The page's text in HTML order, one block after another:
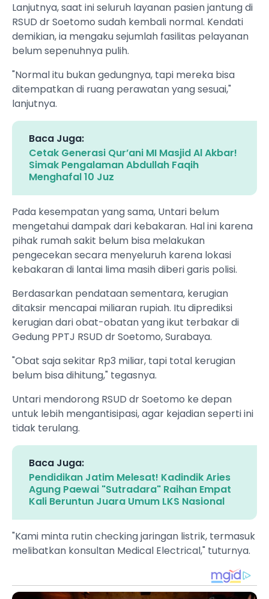
Lanjutnya, saat ini seluruh layanan pasien jantung di
RSUD dr Soetomo sudah kembali normal. Kendati
demikian, ia mengaku sejumlah fasilitas pelayanan
belum sepenuhnya pulih.
"Normal itu bukan gedungnya, tapi mereka bisa
ditempatkan di ruang perawatan yang sesuai,"
lanjutnya.
Baca Juga:
Cetak Generasi Qur’ani MI Masjid Al Akbar!
Simak Pengalaman Abdullah Faqih
Menghafal 10 Juz
Pada kesempatan yang sama, Untari belum
mengetahui dampak dari kebakaran. Hal ini karena
pihak rumah sakit belum bisa melakukan
pengecekan secara menyeluruh karena lokasi
kebakaran di lantai lima masih diberi garis polisi.
Berdasarkan pendataan sementara, kerugian
ditaksir mencapai miliaran rupiah. Itu diprediksi
kerugian dari obat-obatan yang ikut terbakar di
Gedung PPTJ RSUD dr Soetomo, Surabaya.
"Obat saja sekitar Rp3 miliar, tapi total kerugian
belum bisa dihitung," tegasnya.
Untari mendorong RSUD dr Soetomo ke depan
untuk lebih mengantisipasi, agar kejadian seperti ini
tidak terulang.
Baca Juga:
Pendidikan Jatim Melesat! Kadindik Aries
Agung Paewai "Sutradara" Raihan Empat
Kali Beruntun Juara Umum LKS Nasional
"Kami minta rutin checking jaringan listrik, termasuk
melibatkan konsultan Medical Electrical," tuturnya.